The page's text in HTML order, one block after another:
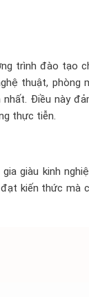
trình đào tạo
thuật, phòng
Điều này
thực tiễn.
giàu kinh
kiến thức mà